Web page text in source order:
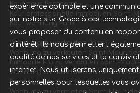
Kauf haus Pontcarré
Kauf professionelle immobilien Saint-
Kauf wohnung Paris
Wohnung zu verkaufen Paris
Wohnung zu verkaufen Saint-Maur-
Immobilie Pro zu verkaufen Saint-
Wohnung zu verkaufen Saint-Maur-
Immobilie Pro zu verkaufen Saint-
expérience optimale et une
sur notre site. Grace à ces
vous proposer du contenu en
d'intérêt. Ils nous permettent
qualité de nos services et la
internet. Nous utiliserons
personnelles pour lesquelles vous